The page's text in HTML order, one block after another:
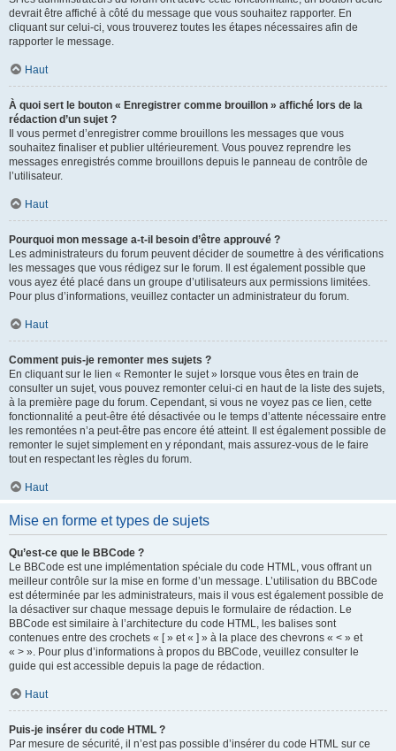
devrait être affiché à côté du message que vous souhaitez rapporter. En
cliquant sur celui-ci, vous trouverez toutes les étapes nécessaires afin de
rapporter le message.
Haut
À quoi sert le bouton « Enregistrer comme brouillon » affiché lors de la
rédaction d’un sujet ?
Il vous permet d’enregistrer comme brouillons les messages que vous
souhaitez finaliser et publier ultérieurement. Vous pouvez reprendre les
messages enregistrés comme brouillons depuis le panneau de contrôle de
l’utilisateur.
Haut
Pourquoi mon message a-t-il besoin d’être approuvé ?
Les administrateurs du forum peuvent décider de soumettre à des vérifications
les messages que vous rédigez sur le forum. Il est également possible que
vous ayez été placé dans un groupe d’utilisateurs aux permissions limitées.
Pour plus d’informations, veuillez contacter un administrateur du forum.
Haut
Comment puis-je remonter mes sujets ?
En cliquant sur le lien « Remonter le sujet » lorsque vous êtes en train de
consulter un sujet, vous pouvez remonter celui-ci en haut de la liste des sujets,
à la première page du forum. Cependant, si vous ne voyez pas ce lien, cette
fonctionnalité a peut-être été désactivée ou le temps d’attente nécessaire entre
les remontées n’a peut-être pas encore été atteint. Il est également possible de
remonter le sujet simplement en y répondant, mais assurez-vous de le faire
tout en respectant les règles du forum.
Haut
Mise en forme et types de sujets
Qu’est-ce que le BBCode ?
Le BBCode est une implémentation spéciale du code HTML, vous offrant un
meilleur contrôle sur la mise en forme d’un message. L’utilisation du BBCode
est déterminée par les administrateurs, mais il vous est également possible de
la désactiver sur chaque message depuis le formulaire de rédaction. Le
BBCode est similaire à l’architecture du code HTML, les balises sont
contenues entre des crochets « [ » et « ] » à la place des chevrons « < » et
« > ». Pour plus d’informations à propos du BBCode, veuillez consulter le
guide qui est accessible depuis la page de rédaction.
Haut
Puis-je insérer du code HTML ?
Par mesure de sécurité, il n’est pas possible d’insérer du code HTML sur ce